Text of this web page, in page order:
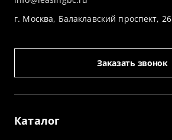
Каталог
г. Москва, Балаклавский проспект, 26
Заказать звонок